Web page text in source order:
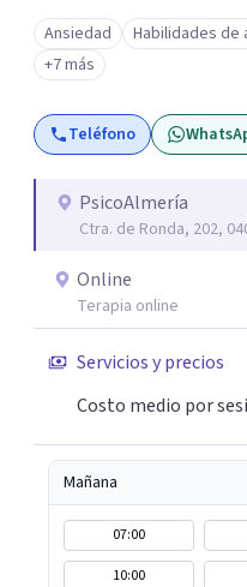
habilidades y desarrollo
míos y juntos los alcanzaremos!. Mi
que consigas el bienestar
consciente de que cada
inicialmente realizaremos
personalizado. Utilizo diferentes técnicas psicológicas
aunque mi especialidad
eficacia, reduciendo el tiempo de tratamiento y
consiguiendo cambios
¿Tienes dudas de cómo
momento de dar el paso
Ansiedad Habilidades
+7 más
Teléfono
PsicoAlmería
Ctra. de Ronda, 202,
Online
Terapia online
Servicios y precios
Costo medio por
Mañana
07:00
10:00